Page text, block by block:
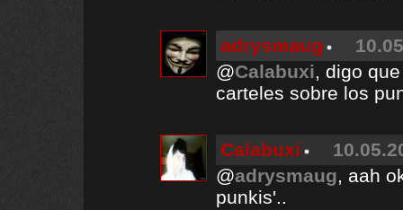
adrysmaug
@Calabuxi, digo
carteles sobre los
Calabuxi
@adrysmaug, aah
punkis'..